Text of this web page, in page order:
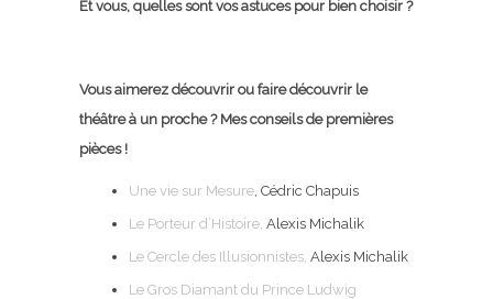
Et vous, quelles sont vos astuces pour bien choisir ?
Vous aimerez découvrir ou faire découvrir le
théâtre à un proche ? Mes conseils de premières
pièces !
Une vie sur Mesure, Cédric Chapuis
Le Porteur d’Histoire, Alexis Michalik
Le Cercle des Illusionnistes, Alexis Michalik
Le Gros Diamant du Prince Ludwig